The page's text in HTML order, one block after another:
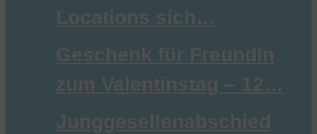
Locations sich…
Geschenk für Freundin
zum Valentinstag – 12…
Junggesellenabschied